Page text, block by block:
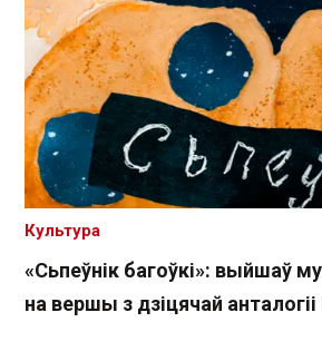
«Сьпеўнік багоўкі»: выйшаў
на вершы з дзіцячай анталогіі
Культура